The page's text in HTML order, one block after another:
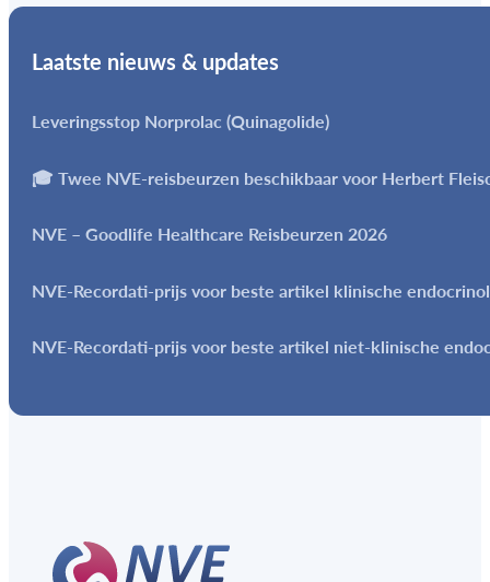
Laatste nieuws & updates
Leveringsstop Norprolac (Quinagolide)
🎓 Twee NVE-reisbeurzen beschikbaar voor Herbert
NVE – Goodlife Healthcare Reisbeurzen 2026
NVE-Recordati-prijs voor beste artikel klinische
NVE-Recordati-prijs voor beste artikel niet-klinische